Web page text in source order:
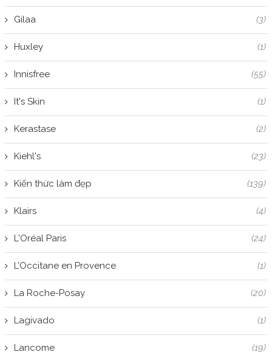
Gilaa (3)
Huxley (1)
Innisfree (55)
It's Skin (1)
Kerastase (2)
Kiehl's (23)
Kiến thức làm đẹp (139)
Klairs (4)
L'Oréal Paris (24)
L’Occitane en Provence (1)
La Roche-Posay (20)
Lagivado (1)
Lancome (19)